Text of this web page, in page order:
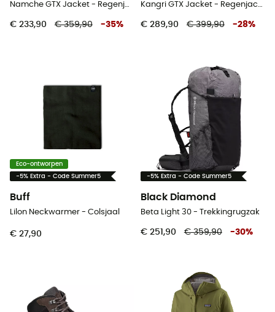
Namche GTX Jacket - Regenjas - Heren
€ 233,90 € 359,90 -35%
Kangri GTX Jacket - Regenjack - Dames
€ 289,90 € 399,90 -28%
Eco-ontworpen
-5% Extra - Code Summer5
Buff
Lilon Neckwarmer - Colsjaal
€ 27,90
-5% Extra - Code Summer5
Black Diamond
Beta Light 30 - Trekkingrugzak
€ 251,90 € 359,90 -30%